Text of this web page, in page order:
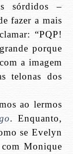
sórdidos –
fazer a mais
“PQP!
porque
a imagem
telonas dos
ao lermos
. Enquanto,
se Evelyn
Monique